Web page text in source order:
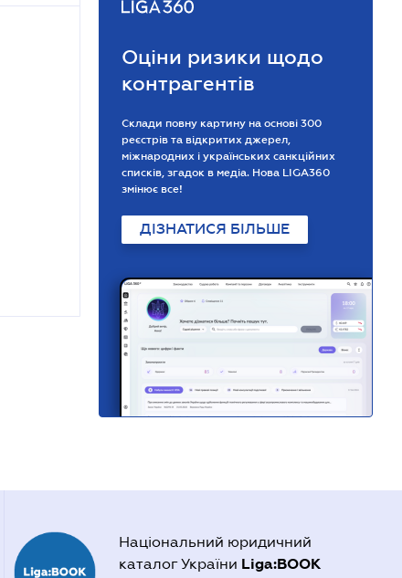
Оціни ризики щодо
контрагентів
Склади повну картину на основі 300
реєстрів та відкритих джерел,
міжнародних і українських санкційних
списків, згадок в медіа. Нова LIGA360
змінює все!
ДІЗНАТИСЯ БІЛЬШЕ
Національний юридичний
каталог України Liga:BOOK